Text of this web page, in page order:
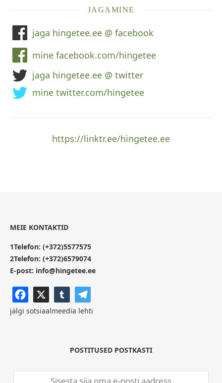
JAGAMINE
jaga hingetee.ee @ facebook
mine facebook.com/hingetee
jaga hingetee.ee @ twitter
mine twitter.com/hingetee
https://linktr.ee/hingetee.ee
MEIE KONTAKTID
1Telefon: (+372)5577575
2Telefon: (+372)6579074
E-post: info@hingetee.ee
jälgi sotsiaalmeedia lehti
POSTITUSED POSTKASTI